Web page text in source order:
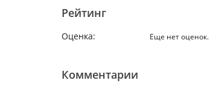
Рейтинг
Оценка: Еще нет оценок.
Комментарии